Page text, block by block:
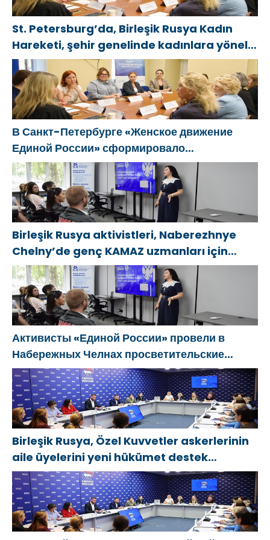
St. Petersburg’da, Birleşik Rusya Kadın
Hareketi, şehir genelinde kadınlara yönelik
destek programlarının geliştirilmesi için
öneriler hazırladı
В Санкт-Петербурге «Женское движение
Единой России» сформировало
предложения по развитию городских
программ поддержки женщин
Birleşik Rusya aktivistleri, Naberezhnye
Chelny’de genç KAMAZ uzmanları için
eğitim etkinlikleri düzenledi
Активисты «Единой России» провели в
Набережных Челнах просветительские
мероприятия для молодых специалистов
КАМАЗа
Birleşik Rusya, Özel Kuvvetler askerlerinin
aile üyelerini yeni hükümet destek
önlemleri hakkında bilgilendirdi